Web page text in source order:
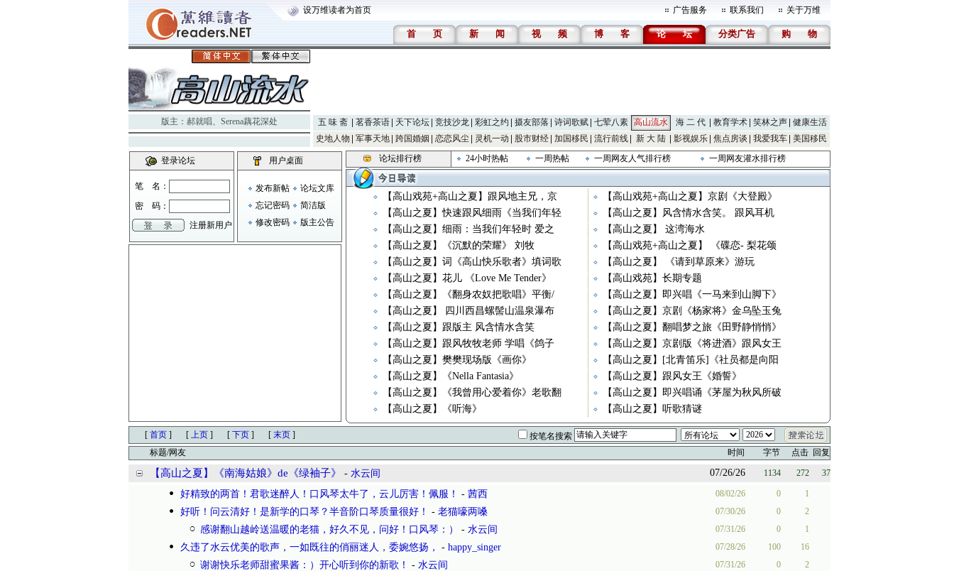
设万维读者为首页 广告服务 联系我们 关于万维
首 页 新 闻 视 频 博 客 论 坛 分类广告 购 物
版主： 郝就唱、 Serena藕花深处 五 味 斋 茗香茶语 天下论坛 竞技沙龙 彩虹之约 摄友部落 诗词歌赋 七荤八素 高山流水 海 二 代 教育学术 笑林之声 健康生活
史地人物
军事天地 跨国婚姻 恋恋风尘 灵机一动 股市财经 加国移民 流行前线 新 大 陆 影视娱乐 焦点房谈 我爱我车 美国移民
登录论坛
笔 名：
密 码：
注册新用户
用户桌面
发布新帖
论坛文库
忘记密码
简洁版
修改密码
版主公告
论坛排行榜 24小时热帖 一周热帖 一周网友人气排行榜 一周网友灌水排行榜
【高山戏苑+高山之夏】跟风地主兄，京
【高山戏苑+高山之夏】京剧《大登殿》
【高山之夏】快速跟风细雨《当我们年轻
【高山之夏】风含情水含笑。 跟风耳机
【高山之夏】细雨：当我们年轻时 爱之
【高山之夏】 这湾海水
【高山之夏】《沉默的荣耀》 刘牧
【高山戏苑+高山之夏】 《碟恋- 梨花颂
【高山之夏】词《高山快乐歌者》填词歌
【高山之夏】 《请到草原来》游玩
【高山之夏】花儿 《Love Me Tender》
【高山戏苑】长期专题
【高山之夏】《翻身农奴把歌唱》平衡/
【高山之夏】即兴唱《一马来到山脚下》
【高山之夏】 四川西昌螺髻山温泉瀑布
【高山之夏】京剧《杨家将》金乌坠玉兔
【高山之夏】跟版主 风含情水含笑
【高山之夏】翻唱梦之旅《田野静悄悄》
【高山之夏】跟风牧牧老师 学唱《鸽子
【高山之夏】京剧版《将进酒》跟风女王
【高山之夏】樊樊现场版《画你》
【高山之夏】[北青笛乐]《社员都是向阳
【高山之夏】《Nella Fantasia》
【高山之夏】跟风女王《婚誓》
【高山之夏】《我曾用心爱着你》老歌翻
【高山之夏】即兴唱诵《茅屋为秋风所破
【高山之夏】《听海》
【高山之夏】听歌猜谜
[ 首页 ] [ 上页 ] [ 下页 ] [ 末页 ]
按笔名搜索
标题/网友
时间 字节 点击 回复
【高山之夏】《南海姑娘》de《绿袖子》 - 水云间 07/26/26 1134 272 37
好精致的两首！君歌迷醉人！口风琴太牛了，云儿厉害！佩服！ - 茜西 08/02/26 0 1
好听！问云清好！是新学的口琴？半音阶口琴质量很好！ - 老猫嚎两嗓 07/30/26 0 2
感谢翻山越岭送温暖的老猫，好久不见，问好！口风琴：） - 水云间 07/31/26 0 1
久违了水云优美的歌声，一如既往的俏丽迷人，委婉悠扬， - happy_singer 07/28/26 100 16
谢谢快乐老师甜蜜果酱：）开心听到你的新歌！ - 水云间 07/31/26 0 2